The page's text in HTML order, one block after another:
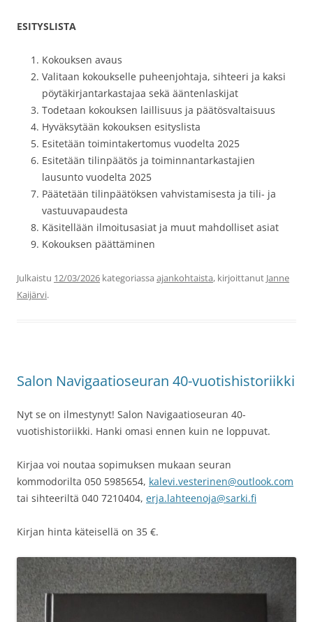
ESITYSLISTA
Kokouksen avaus
Valitaan kokoukselle puheenjohtaja, sihteeri ja kaksi
pöytäkirjantarkastajaa sekä ääntenlaskijat
Todetaan kokouksen laillisuus ja päätösvaltaisuus
Hyväksytään kokouksen esityslista
Esitetään toimintakertomus vuodelta 2025
Esitetään tilinpäätös ja toiminnantarkastajien
lausunto vuodelta 2025
Päätetään tilinpäätöksen vahvistamisesta ja tili- ja
vastuuvapaudesta
Käsitellään ilmoitusasiat ja muut mahdolliset asiat
Kokouksen päättäminen
Julkaistu 12/03/2026 kategoriassa ajankohtaista, kirjoittanut Janne
Kaijärvi.
Salon Navigaatioseuran 40-vuotishistoriikki
Nyt se on ilmestynyt! Salon Navigaatioseuran 40-
vuotishistoriikki. Hanki omasi ennen kuin ne loppuvat.
Kirjaa voi noutaa sopimuksen mukaan seuran
kommodorilta 050 5985654, kalevi.vesterinen@outlook.com
tai sihteeriltä 040 7210404, erja.lahteenoja@sarki.fi
Kirjan hinta käteisellä on 35 €.